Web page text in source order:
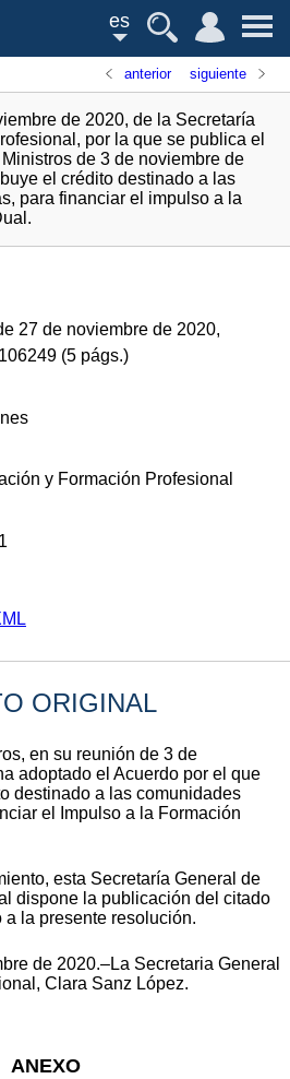
es
anterior siguiente
de 2020, de la Secretaría
por la que se publica el
de 3 de noviembre de
el crédito destinado a las
para financiar el impulso a la
27 de noviembre de 2020,
(5 págs.)
y Formación Profesional
ORIGINAL
en su reunión de 3 de
adoptado el Acuerdo por el que
destinado a las comunidades
el Impulso a la Formación
esta Secretaría General de
dispone la publicación del citado
la presente resolución.
de 2020.–La Secretaria General
Clara Sanz López.
ANEXO